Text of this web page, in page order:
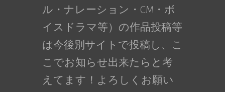
ル・ナレーション・CM・ボ
イスドラマ等）の作品投稿等
は今後別サイトで投稿し、こ
こでお知らせ出来たらと考
えてます！よろしくお願い